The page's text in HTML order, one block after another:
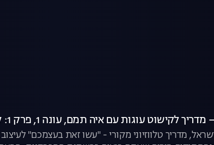
לקישוט עוגות עם איה תמם, עונה 1, פרק 1: לבן
מדריך טלווזיוני מקורי - "עשו זאת בעצמכם"